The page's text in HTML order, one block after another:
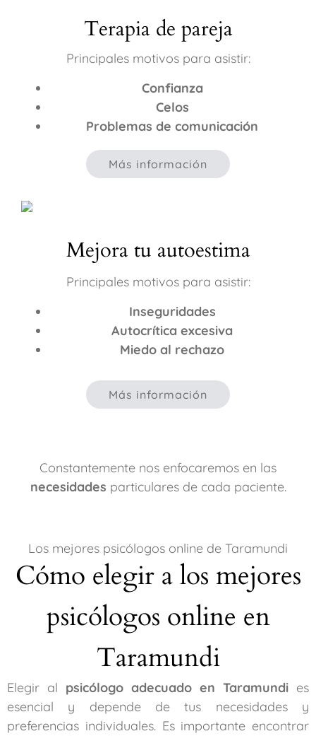
Terapia de pareja
Principales motivos para asistir:
Confianza
Celos
Problemas de comunicación
Más información
Mejora tu autoestima
Principales motivos para asistir:
Inseguridades
Autocrítica excesiva
Miedo al rechazo
Más información
Constantemente nos enfocaremos en las
necesidades particulares de cada paciente.
Los mejores psicólogos online de Taramundi
Cómo elegir a los mejores
psicólogos online en
Taramundi
Elegir al psicólogo adecuado en Taramundi es
esencial y depende de tus necesidades y
preferencias individuales. Es importante encontrar